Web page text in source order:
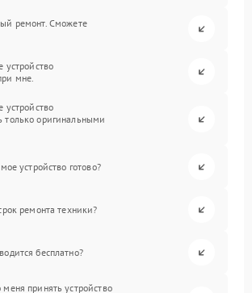
ремонт. Сможете
устройство
мне.
устройство
только оригинальными
устройство готово?
ремонта техники?
бесплатно?
принять устройство